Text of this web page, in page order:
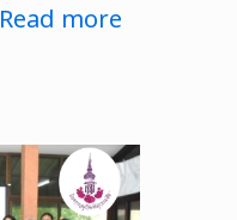
Read more